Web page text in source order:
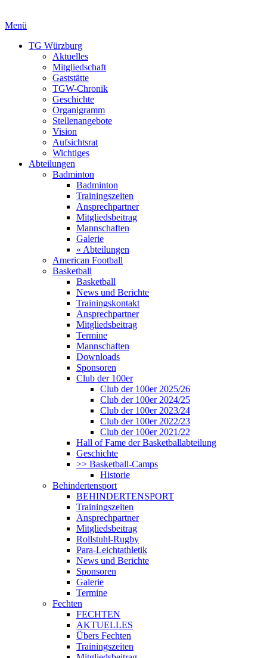
Menü
TG Würzburg
Aktuelles
Mitgliedschaft
Gaststätte
TGW-Chronik
Geschichte
Organigramm
Stellenangebote
Vision
Aufsichtsrat
Wichtiges
Abteilungen
Badminton
Badminton
Trainingszeiten
Ansprechpartner
Mitgliedsbeitrag
Mannschaften
Galerie
« Abteilungen
American Football
Basketball
Basketball
News und Berichte
Trainingskontakt
Ansprechpartner
Mitgliedsbeitrag
Termine
Mannschaften
Downloads
Sponsoren
Club der 100er
Club der 100er 2025/26
Club der 100er 2024/25
Club der 100er 2023/24
Club der 100er 2022/23
Club der 100er 2021/22
Hall of Fame der Basketballabteilung
Geschichte
>> Basketball-Camps
Historie
Behindertensport
BEHINDERTENSPORT
Trainingszeiten
Ansprechpartner
Mitgliedsbeitrag
Rollstuhl-Rugby
Para-Leichtathletik
News und Berichte
Sponsoren
Galerie
Termine
Fechten
FECHTEN
AKTUELLES
Übers Fechten
Trainingszeiten